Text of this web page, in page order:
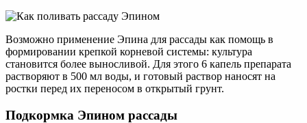
Возможно применение Эпина для рассады как помощь в
формировании крепкой корневой системы: культура
становится более выносливой. Для этого 6 капель препарата
растворяют в 500 мл воды, и готовый раствор наносят на
ростки перед их переносом в открытый грунт.
Подкормка Эпином рассады